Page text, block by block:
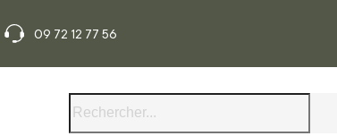
09 72 12 77 56